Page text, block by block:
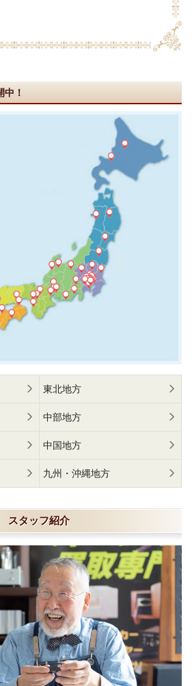
中！
東北地方
中部地方
中国地方
九州・沖縄地方
スタッフ紹介